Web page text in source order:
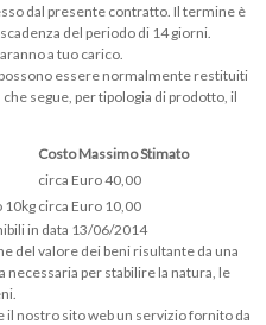
dal presente contratto. Il termine è
del periodo di 14 giorni.
a tuo carico.
essere normalmente restituiti
segue, per tipologia di prodotto, il
Costo Massimo Stimato
circa Euro 40,00
10kg circa Euro 10,00
in data 13/06/2014
del valore dei beni risultante da una
necessaria per stabilire la natura, le
il nostro sito web un servizio fornito da